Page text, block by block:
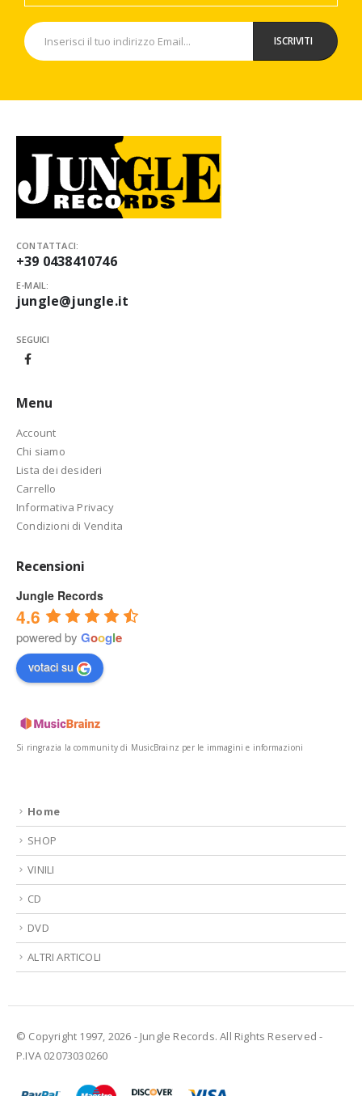
CONTATTACI:
+39 0438410746
E-MAIL:
jungle@jungle.it
SEGUICI
Menu
Account
Chi siamo
Lista dei desideri
Carrello
Informativa Privacy
Condizioni di Vendita
Recensioni
Jungle Records
4.6
powered by Google
votaci su
Si ringrazia la community di MusicBrainz per le immagini e informazioni
Home
SHOP
VINILI
CD
DVD
ALTRI ARTICOLI
© Copyright 1997, 2026 - Jungle Records. All Rights Reserved -
P.IVA 02073030260